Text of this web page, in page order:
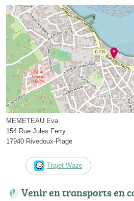
MEMETEAU Eva
154 Rue Jules Ferry
17940 Rivedoux-Plage
Trajet Waze
Venir en transports en